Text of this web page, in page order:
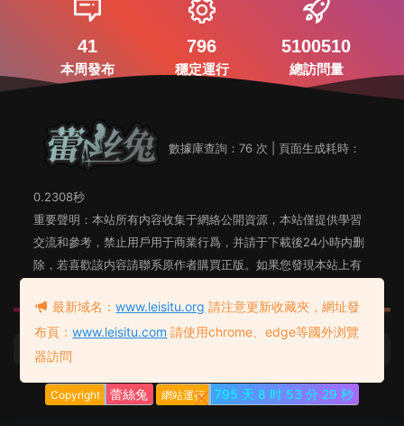
41
本周發布
796
穩定運行
5100510
總訪問量
數據庫查詢：76 次 | 頁面生成耗時：
0.2308秒
重要聲明：本站所有内容收集于網絡公開資源，本站僅提供學習
交流和參考，禁止用戶用于商業行爲，并請于下載後24小時内删
除，若喜歡該内容請聯系原作者購買正版。如果您發現本站上有
Copyright 蕾絲兔 網站運行 795 天 8 时 53 分 30 秒
最新域名：www.leisitu.org 請注意更新收藏夾，網址發
布頁：www.leisitu.com 請使用chrome、edge等國外浏覽
器訪問